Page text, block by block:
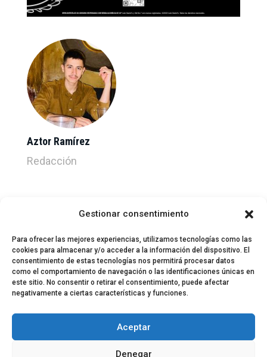
Gestionar consentimiento
Para ofrecer las mejores experiencias, utilizamos tecnologías como las
cookies para almacenar y/o acceder a la información del dispositivo. El
consentimiento de estas tecnologías nos permitirá procesar datos
como el comportamiento de navegación o las identificaciones únicas en
este sitio. No consentir o retirar el consentimiento, puede afectar
negativamente a ciertas características y funciones.
Aceptar
Denegar
Aztor Ramírez
Redacción
Equipo EPDLT Contacto